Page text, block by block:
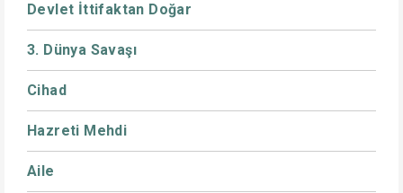
Devlet İttifaktan Doğar
3. Dünya Savaşı
Cihad
Hazreti Mehdi
Aile